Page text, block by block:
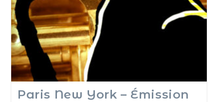
Paris New York – Émission